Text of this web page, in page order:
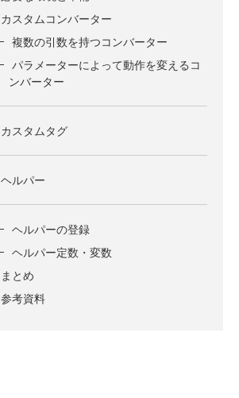
カスタムコンバーター
複数の引数を持つコンバーター
パラメーターによって動作を変えるコ
ンバーター
カスタムタグ
ヘルパー
ヘルパーの登録
ヘルパー定数・変数
まとめ
参考資料